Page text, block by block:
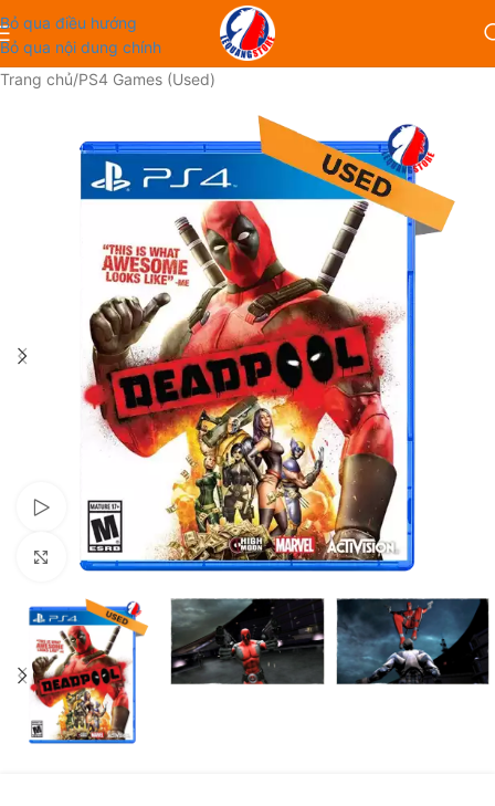
Bỏ qua điều hướng
Bỏ qua nội dung chính
Trang chủ/PS4 Games (Used)
Xem video
Nhấp để phóng to